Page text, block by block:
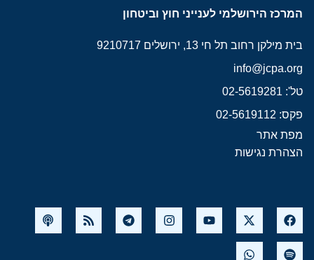
המרכז הירושלמי לענייני חוץ וביטחון
בית מילקן רחוב תל חי 13, ירושלים 9210717
info@jcpa.org
טל': 02-5619281
פקס: 02-5619112
מפת אתר
הצהרת נגישות